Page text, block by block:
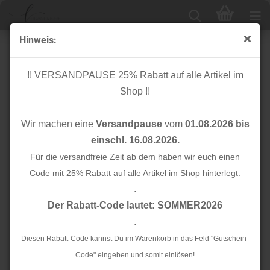
Hinweis:
!! VERSANDPAUSE 25% Rabatt auf alle Artikel im
Shop !!
Wir machen eine Versandpausevom 01.08.2026 bis
einschl. 16.08.2026.
Für die versandfreie Zeit ab dem haben wir euch einen
Code mit 25% Rabatt auf alle Artikel im Shop hinterlegt.
.
Der Rabatt-Code lautet: SOMMER2026
.
Diesen Rabatt-Code kannst Du im Warenkorb in das Feld "Gutschein-
Code" eingeben und somit einlösen!
Musselin - Stepper - Raute groß - altrosa